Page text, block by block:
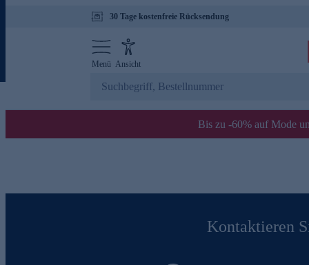
30 Tage kostenfreie Rücksendung
Menü Ansicht
Bis zu -60% auf Mode
Kontaktieren